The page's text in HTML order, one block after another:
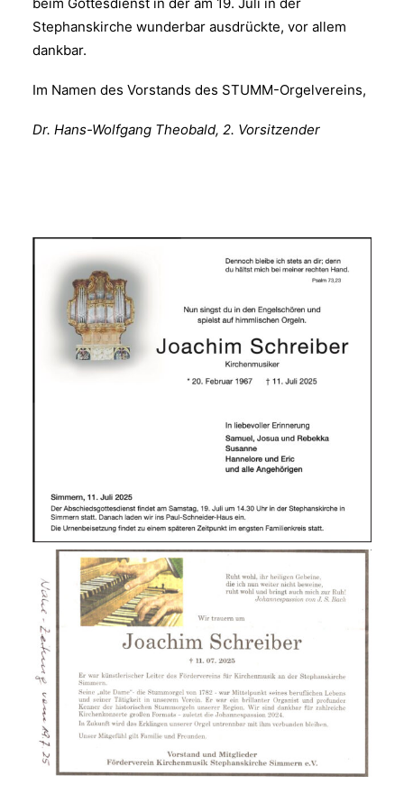
Stephanskirche wunderbar ausdrückte, vor allem
dankbar.
Im Namen des Vorstands des STUMM-Orgelvereins,
Dr. Hans-Wolfgang Theobald, 2. Vorsitzender